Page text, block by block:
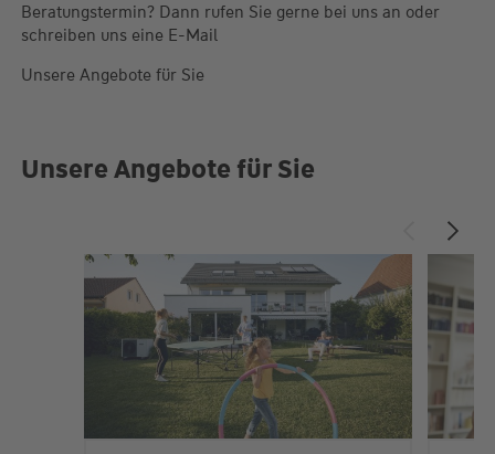
Beratungstermin? Dann rufen Sie gerne bei uns an oder
schreiben uns eine E-Mail
Unsere Angebote für Sie
Unsere Angebote für Sie